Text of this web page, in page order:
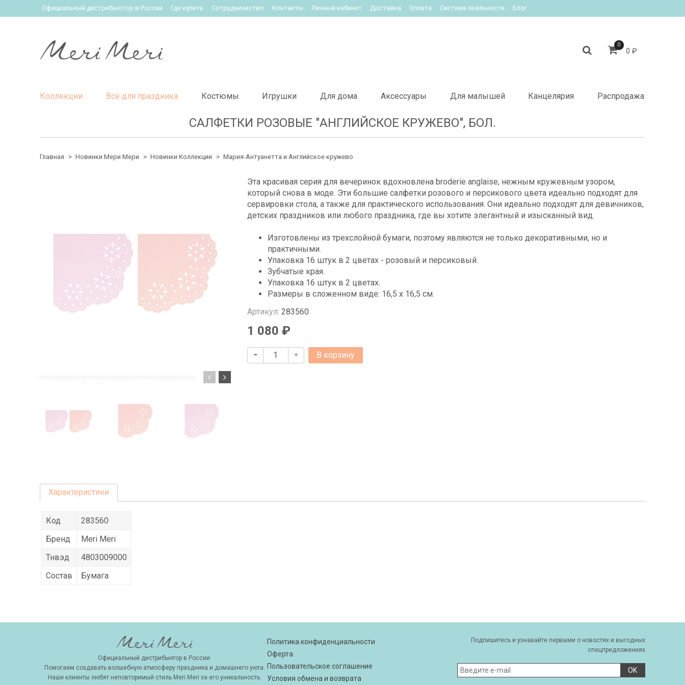
Официальный дистрибьютор в России Где купить Сотрудничество Контакты Личный кабинет Доставка Оплата Система лояльности Блог
0
0 ₽
Коллекции Всё для праздника Костюмы Игрушки Для дома Аксессуары Для малышей Канцелярия Распродажа
САЛФЕТКИ РОЗОВЫЕ "АНГЛИЙСКОЕ КРУЖЕВО", БОЛ.
Главная Новинки Мери Мери Новинки Коллекции Мария-Антуанетта и Английское кружево
Эта красивая серия для вечеринок вдохновлена ​​broderie anglaise, нежным кружевным узором,
который снова в моде. Эти большие салфетки розового и персикового цвета идеально подходят для
сервировки стола, а также для практического использования. Они идеально подходят для девичников,
детских праздников или любого праздника, где вы хотите элегантный и изысканный вид.
Изготовлены из трехслойной бумаги, поэтому являются не только декоративными, но и
практичными.
Упаковка 16 штук в 2 цветах - розовый и персиковый.
Зубчатые края.
Упаковка 16 штук в 2 цветах.
Размеры в сложенном виде: 16,5 x 16,5 см.
Артикул: 283560
1 080 ₽
В корзину
Характеристики
Код
283560
Бренд
Meri Meri
Тнвэд
4803009000
Состав
Бумага
Официальный дистрибьютор в России.
Помогаем создавать волшебную атмосферу праздника и домашнего уюта.
Наши клиенты любят неповторимый стиль Meri Meri за его уникальность.
Политика конфиденциальности
Оферта
Пользовательское соглашение
Условия обмена и возврата
Подпишитесь и узнавайте первыми о новостях и выгодных
спецпредложениях
OK